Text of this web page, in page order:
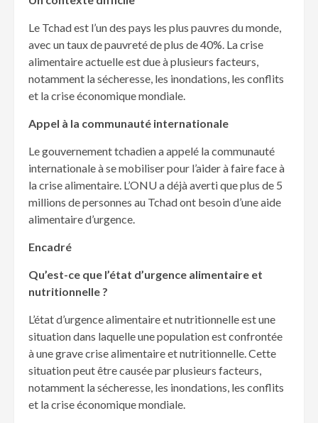
Le Tchad est l’un des pays les plus pauvres du monde,
avec un taux de pauvreté de plus de 40%. La crise
alimentaire actuelle est due à plusieurs facteurs,
notamment la sécheresse, les inondations, les conflits
et la crise économique mondiale.
Appel à la communauté internationale
Le gouvernement tchadien a appelé la communauté
internationale à se mobiliser pour l’aider à faire face à
la crise alimentaire. L’ONU a déjà averti que plus de 5
millions de personnes au Tchad ont besoin d’une aide
alimentaire d’urgence.
Encadré
Qu’est-ce que l’état d’urgence alimentaire et
nutritionnelle ?
L’état d’urgence alimentaire et nutritionnelle est une
situation dans laquelle une population est confrontée
à une grave crise alimentaire et nutritionnelle. Cette
situation peut être causée par plusieurs facteurs,
notamment la sécheresse, les inondations, les conflits
et la crise économique mondiale.